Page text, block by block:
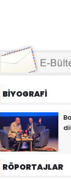
BİYOGRAFİ
RÖPORTAJLAR